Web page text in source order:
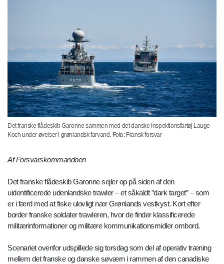
Det franske flådeskib Garonne sammen med det danske inspektionsfartøj Lauge
Koch under øvelser i grønlandsk farvand. Foto: Fransk forsvar
Af Forsvarskommandoen
Det franske flådeskib Garonne sejler op på siden af den
uidentificerede udenlandske trawler – et såkaldt ”dark target” – som
er i færd med at fiske ulovligt nær Grønlands vestkyst. Kort efter
border franske soldater trawleren, hvor de finder klassificerede
militærinformationer og militære kommunikationsmidler ombord.
Scenariet ovenfor udspillede sig torsdag som del af operativ træning
mellem det franske og danske søværn i rammen af den canadiske